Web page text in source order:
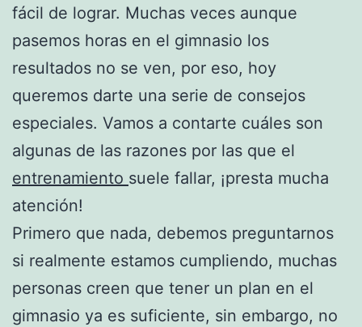
fácil de lograr. Muchas veces aunque
pasemos horas en el gimnasio los
resultados no se ven, por eso, hoy
queremos darte una serie de consejos
especiales. Vamos a contarte cuáles son
algunas de las razones por las que el
entrenamiento suele fallar, ¡presta mucha
atención!
Primero que nada, debemos preguntarnos
si realmente estamos cumpliendo, muchas
personas creen que tener un plan en el
gimnasio ya es suficiente, sin embargo, no